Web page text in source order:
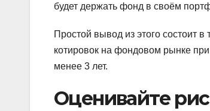
будет держать фонд в своём
Простой вывод из этого состоит в
котировок на фондовом рынке
менее 3 лет.
Оценивайте